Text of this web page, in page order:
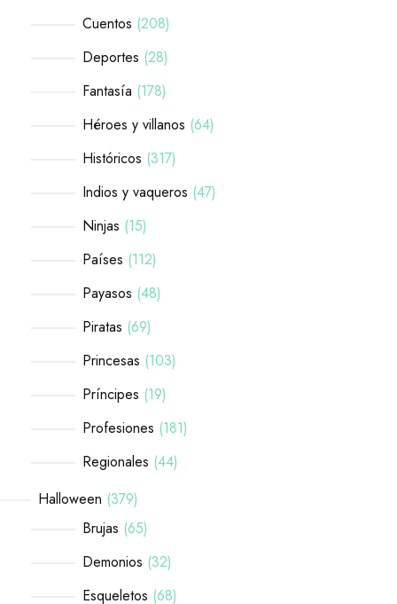
Cuentos 208
Deportes 28
Fantasía 178
Héroes y villanos 64
Históricos 317
Indios y vaqueros 47
Ninjas 15
Países 112
Payasos 48
Piratas 69
Princesas 103
Príncipes 19
Profesiones 181
Regionales 44
Halloween 379
Brujas 65
Demonios 32
Esqueletos 68